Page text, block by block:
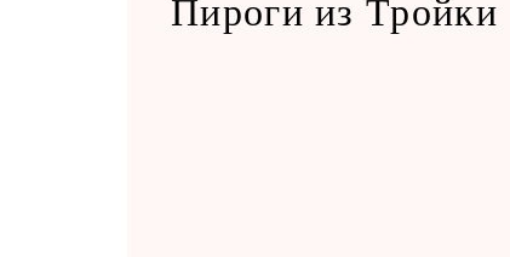
Пироги из Тройки